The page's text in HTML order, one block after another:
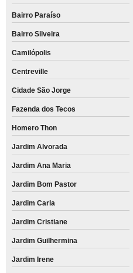
Bairro Paraíso
Bairro Silveira
Camilópolis
Centreville
Cidade São Jorge
Fazenda dos Tecos
Homero Thon
Jardim Alvorada
Jardim Ana Maria
Jardim Bom Pastor
Jardim Carla
Jardim Cristiane
Jardim Guilhermina
Jardim Irene